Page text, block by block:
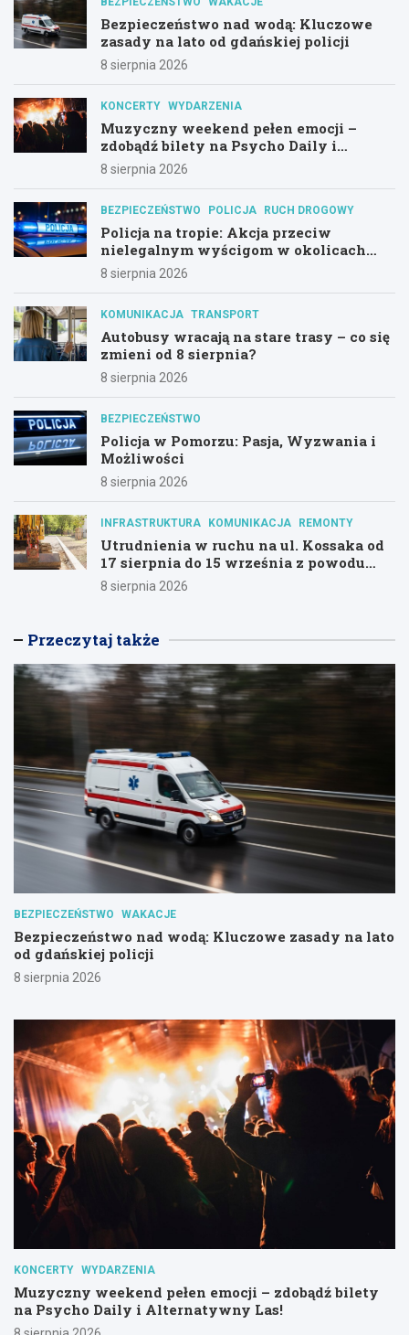
Bezpieczeństwo nad wodą: Kluczowe
zasady na lato od gdańskiej policji
8 sierpnia 2026
KONCERTY WYDARZENIA
Muzyczny weekend pełen emocji –
zdobądź bilety na Psycho Daily i
Alternatywny Las!
8 sierpnia 2026
BEZPIECZEŃSTWO POLICJA RUCH DROGOWY
Policja na tropie: Akcja przeciw
nielegalnym wyścigom w okolicach
Hali Olivia
8 sierpnia 2026
KOMUNIKACJA TRANSPORT
Autobusy wracają na stare trasy – co się
zmieni od 8 sierpnia?
8 sierpnia 2026
BEZPIECZEŃSTWO
Policja w Pomorzu: Pasja, Wyzwania i
Możliwości
8 sierpnia 2026
INFRASTRUKTURA KOMUNIKACJA REMONTY
Utrudnienia w ruchu na ul. Kossaka od
17 sierpnia do 15 września z powodu
modernizacji
8 sierpnia 2026
Przeczytaj także
BEZPIECZEŃSTWO WAKACJE
Bezpieczeństwo nad wodą: Kluczowe zasady na lato
od gdańskiej policji
8 sierpnia 2026
KONCERTY WYDARZENIA
Muzyczny weekend pełen emocji – zdobądź bilety
na Psycho Daily i Alternatywny Las!